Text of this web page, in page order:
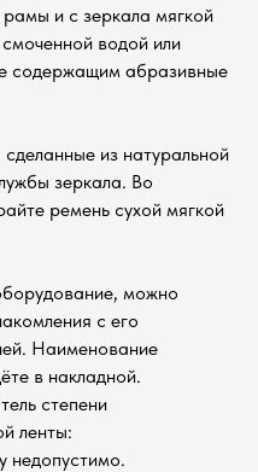
рамы и с зеркала мягкой
водой или
содержащим абразивные
из натуральной
зеркала. Во
ремень сухой мягкой
можно
с его
Наименование
в накладной.
степени
ленты:
недопустимо.